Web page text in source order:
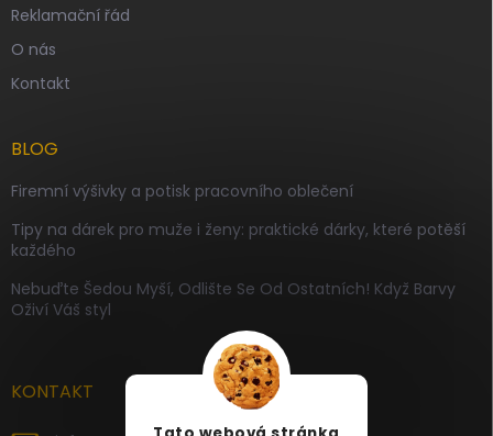
Reklamační řád
O nás
Kontakt
BLOG
Firemní výšivky a potisk pracovního oblečení
Tipy na dárek pro muže i ženy: praktické dárky, které potěší
každého
Nebuďte Šedou Myší, Odlište Se Od Ostatních! Když Barvy
Oživí Váš styl
KONTAKT